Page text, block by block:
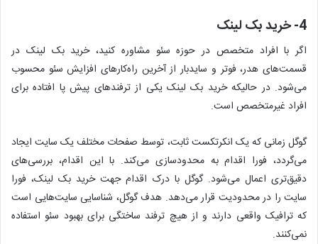
4- خرید بک لینک
اگر با افراد متخصص در حوزه سئو مشاوره کنید، خرید بک لینک در
قسمت‌های هدر، فوتر و سایدبار از آخرین راه‌کارهای افزایش سئو محسوب
می‌شود. در حالیکه خرید بک لینک یکی از ترفندهای پیش پا افتاده برای
افراد غیرمتخصص است.
گوگل زمانی که یک انکرتکست ثابت، توسط صفحات مختلف یک سایت ایجاد
می‌گردد، فورا اقدام به محدودسازی می‌کند. با این اقدام، بررسی‌های
دقیق‌تری اعمال می‌شود. گوگل با درک اقدام جهت خرید بک لینک، فورا
سایت را در محدودیت قرار می‌دهد. هدف گوگل، شناسایی سایت‌هایی است
که ترافیک واقعی دارند و از هیچ ترفند ساختگی برای بهبود سئو استفاده
نمی‌کنند.